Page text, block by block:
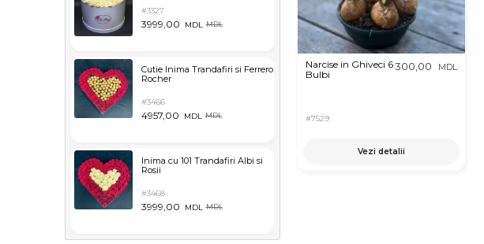
#3327
3999,00 MDL MDL
Cutie Inima Trandafiri si Ferrero
Rocher
#3466
4957,00 MDL MDL
Inima cu 101 Trandafiri Albi si
Rosii
#3468
3999,00 MDL MDL
Narcise in Ghiveci 6
Bulbi
#7529
300,00 MDL
Vezi detalii